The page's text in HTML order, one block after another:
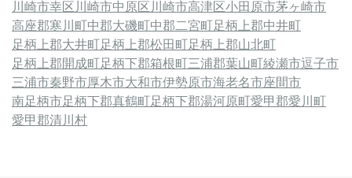
川崎市幸区 川崎市中原区 川崎市高津区小田原市茅ヶ崎市
高座郡寒川町中郡大磯町中郡二宮町足柄上郡中井町
足柄上郡大井町足柄上郡松田町足柄上郡山北町
足柄上郡開成町足柄下郡箱根町三浦郡葉山町綾瀬市逗子市
三浦市秦野市厚木市大和市伊勢原市海老名市座間市
南足柄市足柄下郡真鶴町足柄下郡湯河原町愛甲郡愛川町
愛甲郡清川村